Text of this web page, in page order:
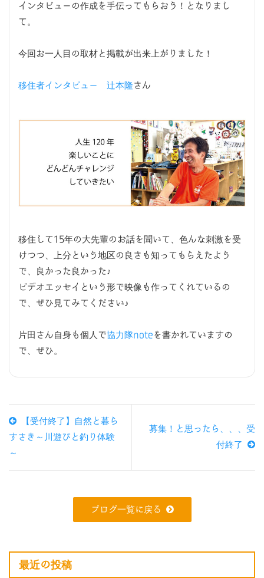
インタビューの作成を手伝ってもらおう！となりまし
て。
今回お一人目の取材と掲載が出来上がりました！
移住者インタビュー 辻本隆さん
移住して15年の大先輩のお話を聞いて、色んな刺激を受
けつつ、上分という地区の良さも知ってもらえたよう
で、良かった良かった♪
ビデオエッセイという形で映像も作ってくれているの
で、ぜひ見てみてください♪
片田さん自身も個人で協力隊noteを書かれていますの
で、ぜひ。
【受付終了】自然と暮ら
すさき～川遊びと釣り体験
～
募集！と思ったら、、、受
付終了
ブログ一覧に戻る
最近の投稿